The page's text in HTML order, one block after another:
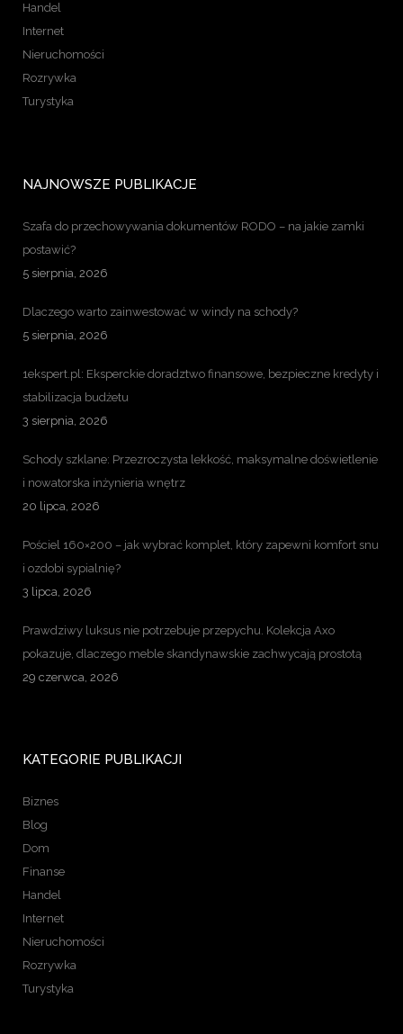
Handel
Internet
Nieruchomości
Rozrywka
Turystyka
NAJNOWSZE PUBLIKACJE
Szafa do przechowywania dokumentów RODO – na jakie zamki
postawić?
5 sierpnia, 2026
Dlaczego warto zainwestować w windy na schody?
5 sierpnia, 2026
1ekspert.pl: Eksperckie doradztwo finansowe, bezpieczne kredyty i
stabilizacja budżetu
3 sierpnia, 2026
Schody szklane: Przezroczysta lekkość, maksymalne doświetlenie
i nowatorska inżynieria wnętrz
20 lipca, 2026
Pościel 160×200 – jak wybrać komplet, który zapewni komfort snu
i ozdobi sypialnię?
3 lipca, 2026
Prawdziwy luksus nie potrzebuje przepychu. Kolekcja Axo
pokazuje, dlaczego meble skandynawskie zachwycają prostotą
29 czerwca, 2026
KATEGORIE PUBLIKACJI
Biznes
Blog
Dom
Finanse
Handel
Internet
Nieruchomości
Rozrywka
Turystyka